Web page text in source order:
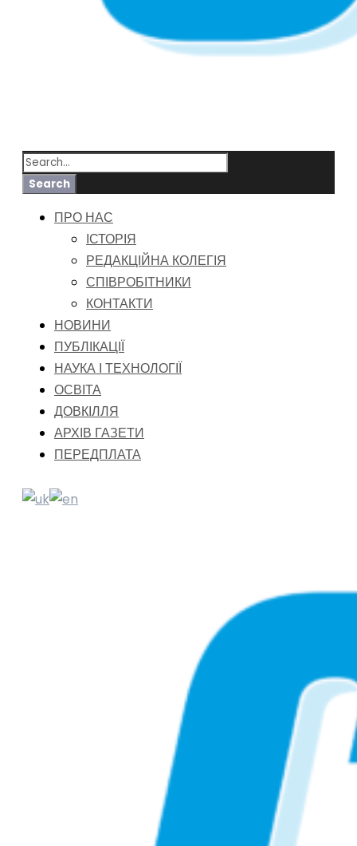
ПРО НАС
ІСТОРІЯ
РЕДАКЦІЙНА КОЛЕГІЯ
СПІВРОБІТНИКИ
КОНТАКТИ
НОВИНИ
ПУБЛІКАЦІЇ
НАУКА І ТЕХНОЛОГІЇ
ОСВІТА
ДОВКІЛЛЯ
АРХІВ ГАЗЕТИ
ПЕРЕДПЛАТА